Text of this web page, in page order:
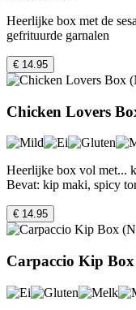
Heerlijke box met de
gefrituurde garnalen
€ 14.95
Chicken Lovers
Heerlijke box vol met...
Bevat: kip maki, spicy
€ 14.95
Carpaccio Kip